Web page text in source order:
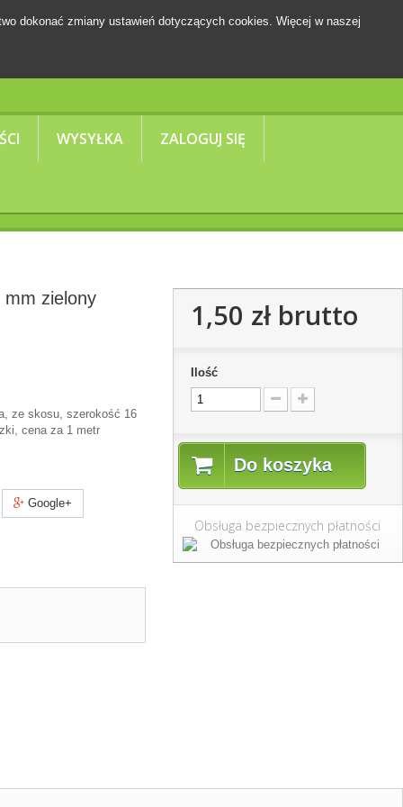
WYSYŁKA ZALOGUJ SIĘ
dokonać zmiany ustawień dotyczących cookies. Więcej w naszej
mm zielony
ze skosu, szerokość 16
cena za 1 metr
Google+
1,50 złbrutto
Ilość
Do koszyka
Obsługa bezpiecznych płatności